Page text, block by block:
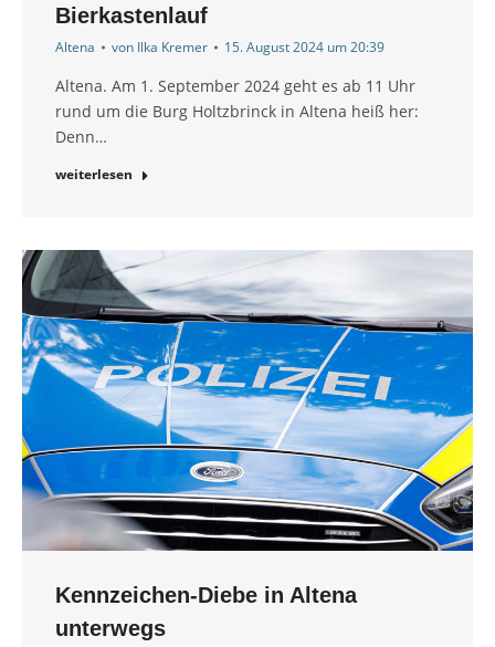
Bierkastenlauf
Altena von Ilka Kremer 15. August 2024 um 20:39
Altena. Am 1. September 2024 geht es ab 11 Uhr
rund um die Burg Holtzbrinck in Altena heiß her:
Denn…
weiterlesen
Kennzeichen-Diebe in Altena
unterwegs